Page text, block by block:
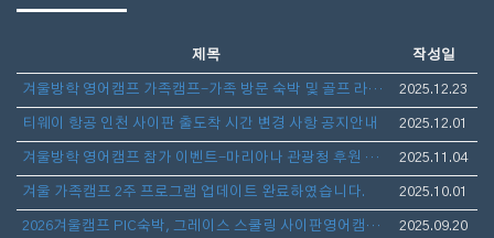
제목 작성일
겨울방학 영어캠프 가족캠프-가족 방문 숙박 및 골프 라운딩 안내 2025.12.23
티웨이 항공 인천 사이판 출도착 시간 변경 사항 공지안내 2025.12.01
겨울방학 영어캠프 참가 이벤트-마리아나 관광청 후원 보스턴 가방 선물 증정 2025.11.04
겨울 가족캠프 2주 프로그램 업데이트 완료하였습니다. 2025.10.01
2026겨울캠프 PIC숙박, 그레이스 스쿨링 사이판영어캠프(아이만참가,부모동반)- 1월10일 출발 3주일정 모집 2025.09.20